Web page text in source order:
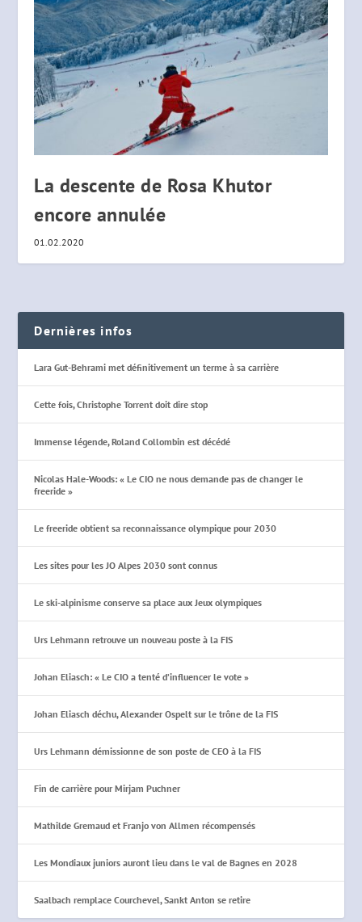
La descente de Rosa Khutor
encore annulée
01.02.2020
Dernières infos
Lara Gut-Behrami met définitivement un terme à sa carrière
Cette fois, Christophe Torrent doit dire stop
Immense légende, Roland Collombin est décédé
Nicolas Hale-Woods: « Le CIO ne nous demande pas de changer le
freeride »
Le freeride obtient sa reconnaissance olympique pour 2030
Les sites pour les JO Alpes 2030 sont connus
Le ski-alpinisme conserve sa place aux Jeux olympiques
Urs Lehmann retrouve un nouveau poste à la FIS
Johan Eliasch: « Le CIO a tenté d’influencer le vote »
Johan Eliasch déchu, Alexander Ospelt sur le trône de la FIS
Urs Lehmann démissionne de son poste de CEO à la FIS
Fin de carrière pour Mirjam Puchner
Mathilde Gremaud et Franjo von Allmen récompensés
Les Mondiaux juniors auront lieu dans le val de Bagnes en 2028
Saalbach remplace Courchevel, Sankt Anton se retire